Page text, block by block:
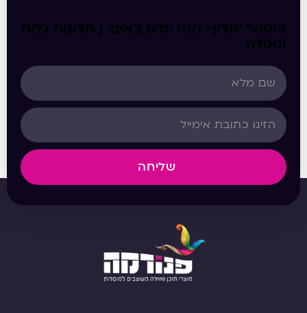
פוסטר ‘חלון- הנה ימים באים’ | חלונות גלות
וגאולה
שליחה